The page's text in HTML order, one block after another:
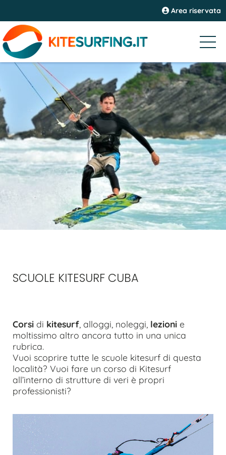
Area riservata
SCUOLE KITESURF CUBA
Corsi di kitesurf , alloggi, noleggi, lezioni e
moltissimo altro ancora tutto in una unica
rubrica.
Vuoi scoprire tutte le scuole kitesurf di questa
località? Vuoi fare un corso di Kitesurf
all’interno di strutture di veri è propri
professionisti?